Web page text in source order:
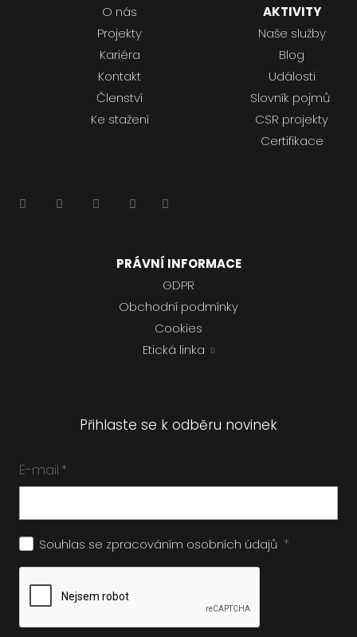
O nás
Projekty
Kariéra
Kontakt
Členství
Ke stažení
AKTIVITY
Naše služby
Blog
Události
Slovník pojmů
CSR projekty
Certifikace
PRÁVNÍ INFORMACE
GDPR
Obchodní podmínky
Cookies
Etická linka
Přihlaste se k odběru novinek
E-mail *
Souhlas se zpracováním osobních údajů *